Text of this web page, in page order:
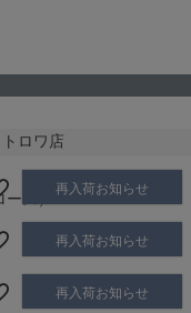
ロワ店
ズ）
再入荷お知らせ
再入荷お知らせ
再入荷お知らせ